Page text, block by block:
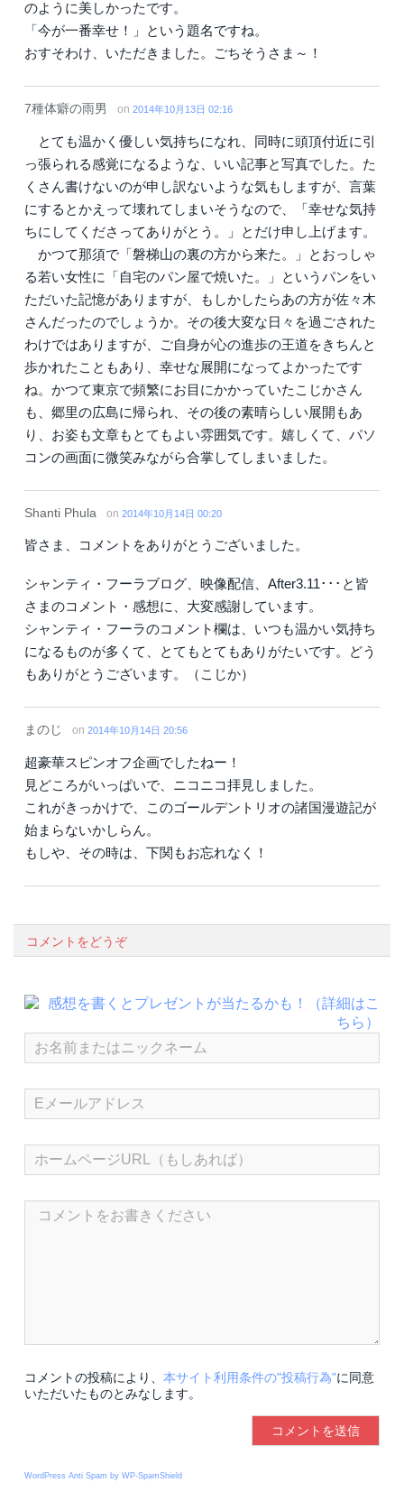
のように美しかったです。
「今が一番幸せ！」という題名ですね。
おすそわけ、いただきました。ごちそうさま～！
7種体癖の雨男 on 2014年10月13日 02:16
とても温かく優しい気持ちになれ、同時に頭頂付近に引
っ張られる感覚になるような、いい記事と写真でした。た
くさん書けないのが申し訳ないような気もしますが、言葉
にするとかえって壊れてしまいそうなので、「幸せな気持
ちにしてくださってありがとう。」とだけ申し上げます。
かつて那須で「磐梯山の裏の方から来た。」とおっしゃ
る若い女性に「自宅のパン屋で焼いた。」というパンをい
ただいた記憶がありますが、もしかしたらあの方が佐々木
さんだったのでしょうか。その後大変な日々を過ごされた
わけではありますが、ご自身が心の進歩の王道をきちんと
歩かれたこともあり、幸せな展開になってよかったです
ね。かつて東京で頻繁にお目にかかっていたこじかさん
も、郷里の広島に帰られ、その後の素晴らしい展開もあ
り、お姿も文章もとてもよい雰囲気です。嬉しくて、パソ
コンの画面に微笑みながら合掌してしまいました。
Shanti Phula on 2014年10月14日 00:20
皆さま、コメントをありがとうございました。
シャンティ・フーラブログ、映像配信、After3.11･･･と皆
さまのコメント・感想に、大変感謝しています。
シャンティ・フーラのコメント欄は、いつも温かい気持ち
になるものが多くて、とてもとてもありがたいです。どう
もありがとうございます。（こじか）
まのじ on 2014年10月14日 20:56
超豪華スピンオフ企画でしたねー！
見どころがいっぱいで、ニコニコ拝見しました。
これがきっかけで、このゴールデントリオの諸国漫遊記が
始まらないかしらん。
もしや、その時は、下関もお忘れなく！
コメントをどうぞ
コメントの投稿により、 本サイト利用条件の"投稿行為"に同意
いただいたものとみなします。
WordPress Anti Spam by WP-SpamShield